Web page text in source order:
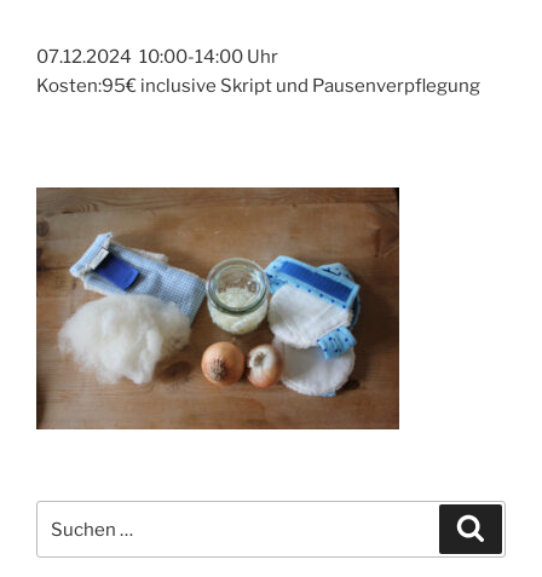
07.12.2024 10:00-14:00 Uhr
Kosten:95€ inclusive Skript und Pausenverpflegung
nach: